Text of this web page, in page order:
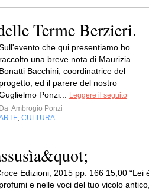
Terme Berzieri.
che qui presentiamo ho
raccolto una breve nota di Maurizia
Bonatti Bacchini, coordinatrice del
progetto, ed il parere del nostro
Ponzi...
Leggere il seguito
Da Ambrogio Ponzi
CULTURA
Edizioni, 2015 pp. 166 15,00 “Lei
e nelle voci del tuo vicolo